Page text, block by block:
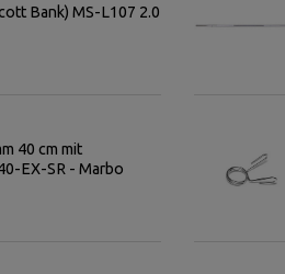
Bank) MS-L107 2.0
40 cm mit
EX-SR - Marbo